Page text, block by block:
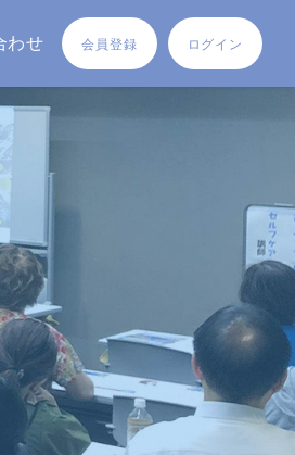
わせ 会員登録 ログイン